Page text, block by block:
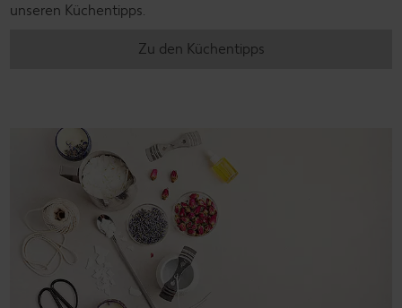
unseren Küchentipps.
Zu den Küchentipps